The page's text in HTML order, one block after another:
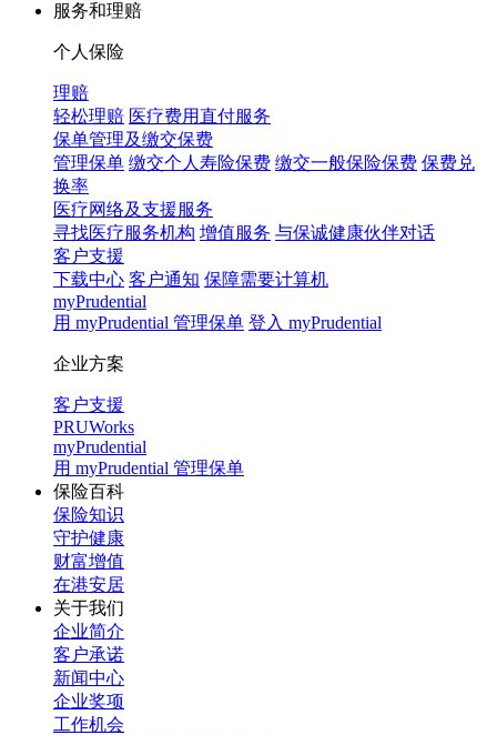
服务和理赔
个人保险
理赔
轻松理赔 医疗费用直付服务
保单管理及缴交保费
管理保单 缴交个人寿险保费 缴交一般保险保费 保费兑
换率
医疗网络及支援服务
寻找医疗服务机构 增值服务 与保诚健康伙伴对话
客户支援
下载中心 客户通知 保障需要计算机
myPrudential
用 myPrudential 管理保单 登入 myPrudential
企业方案
客户支援
PRUWorks
myPrudential
用 myPrudential 管理保单
保险百科
保险知识
守护健康
财富增值
在港安居
关于我们
企业简介
客户承诺
新闻中心
企业奖项
工作机会